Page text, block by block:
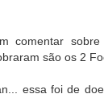
comentar
são os 2
essa foi de